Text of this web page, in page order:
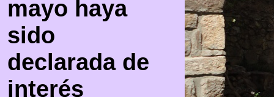
mayo haya
sido
declarada de
interés